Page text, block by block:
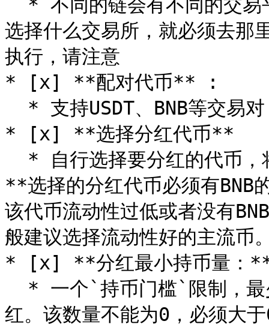
选择什么交易所，就必须去那
执行，请注意
* [x] **配对代币** :
* [x] **选择分红代币**
**选择的分红代币必须有BNB
该代币流动性过低或者没有
般建议选择流动性好的主流币
* [x] **分红最小持币量：
红。该数量不能为0，必须大